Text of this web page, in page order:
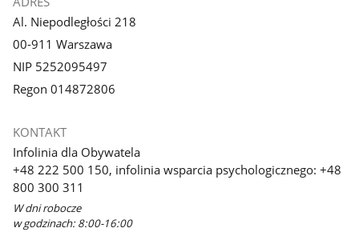
Al. Niepodległości 218
00-911 Warszawa
NIP 5252095497
Regon 014872806
KONTAKT
Infolinia dla Obywatela
+48 222 500 150, infolinia wsparcia psychologicznego: +48
800 300 311
W dni robocze
w godzinach: 8:00-16:00